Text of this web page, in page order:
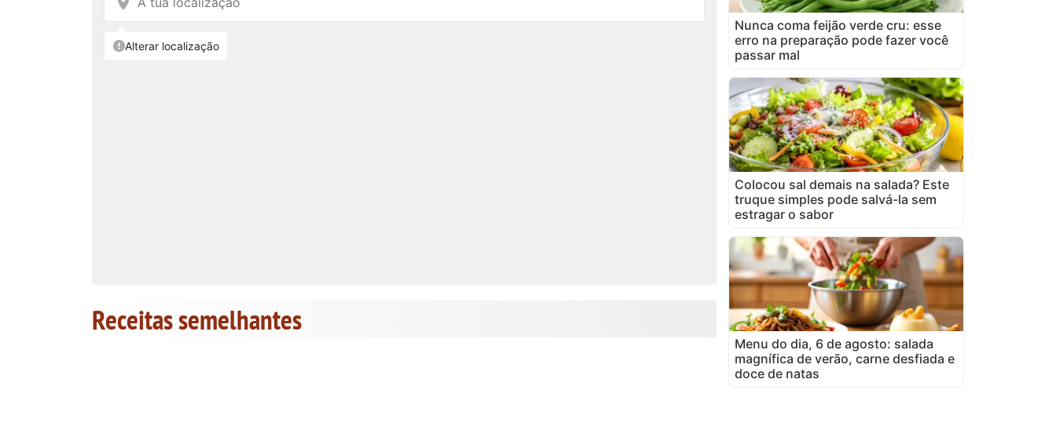
Receitas semelhantes
Nunca coma feijão verde cru: esse
erro na preparação pode fazer você
passar mal
Colocou sal demais na salada? Este
truque simples pode salvá-la sem
estragar o sabor
Menu do dia, 6 de agosto: salada
magnífica de verão, carne desfiada e
doce de natas